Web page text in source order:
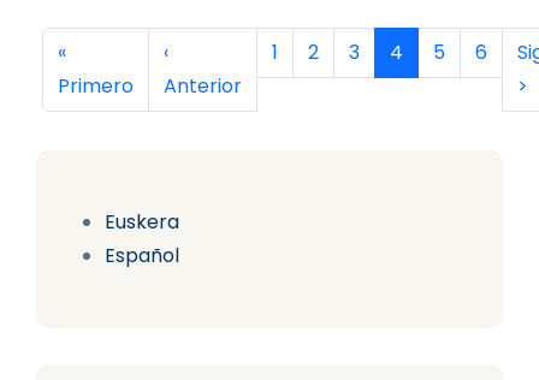
Euskera
Español
Paginación
Primera página
«
Primero
Página anterior
‹
Anterior
Página
1 Página
2 Página
3 Página actual
4 Página
5 Página
6
>